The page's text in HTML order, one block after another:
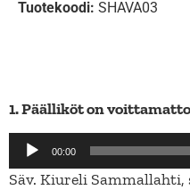
Tuotekoodi: SHAVA03
1. Päälliköt on
Äänitoistin
00:00
Säv. Kiureli